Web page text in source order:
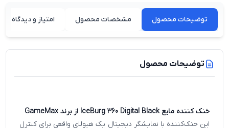
توضیحات محصول مشخصات محصول امتیاز و دیدگاه
توضیحات محصول
خنک‌ کننده مایع IceBurg 360 Digital Black از برند GameMax
این خنک‌کننده با نمایشگر دیجیتال یک هیولای واقعی برای کنترل